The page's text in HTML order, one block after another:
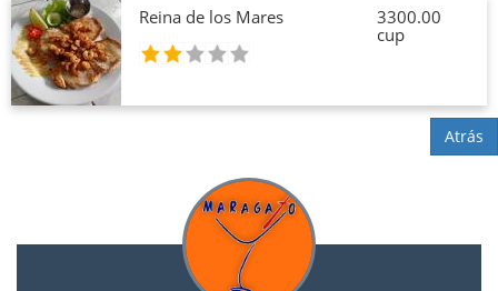
Reina de los Mares
3300.00
cup
Atrás